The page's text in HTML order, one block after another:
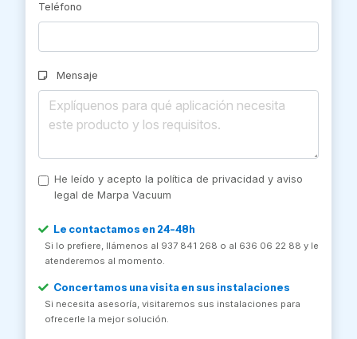
Teléfono
Mensaje
He leído y acepto la política de privacidad y aviso
legal de Marpa Vacuum
Le contactamos en 24-48h
Si lo prefiere, llámenos al 937 841 268 o al 636 06 22 88 y le
atenderemos al momento.
Concertamos una visita en sus instalaciones
Si necesita asesoría, visitaremos sus instalaciones para
ofrecerle la mejor solución.